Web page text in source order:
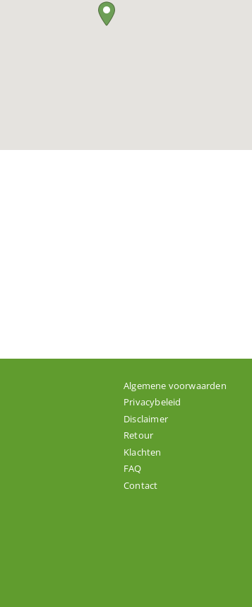
Algemene voorwaarden
Privacybeleid
Disclaimer
Retour
Klachten
FAQ
Contact